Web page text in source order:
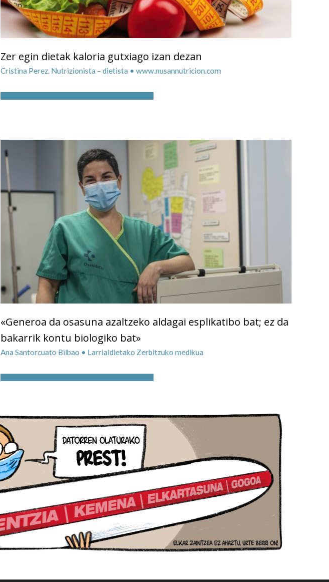
Zer egin dietak kaloria gutxiago izan dezan
Cristina Perez. Nutrizionista – dietista • www.nusannutricion.com
«Generoa da osasuna azaltzeko aldagai esplikatibo bat; ez da
bakarrik kontu biologiko bat»
Ana Santorcuato Bilbao • Larrialdietako Zerbitzuko medikua